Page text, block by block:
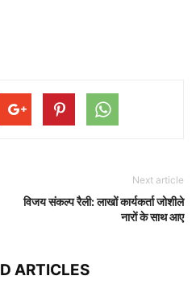
Next article
विजय संकल्प रैली: लाखों कार्यकर्ता जोशीले
नारों के साथ आए
ARTICLES